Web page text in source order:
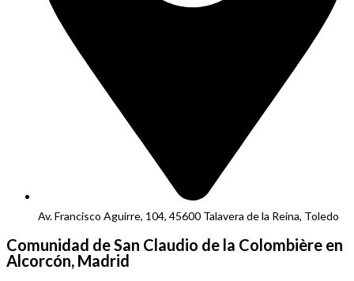
Av. Francisco Aguirre, 104, 45600 Talavera de la Reina, Toledo
Comunidad de San Claudio de la Colombière en
Alcorcón, Madrid